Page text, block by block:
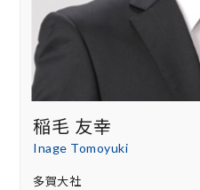
稲毛 友幸
Inage Tomoyuki
多賀大社